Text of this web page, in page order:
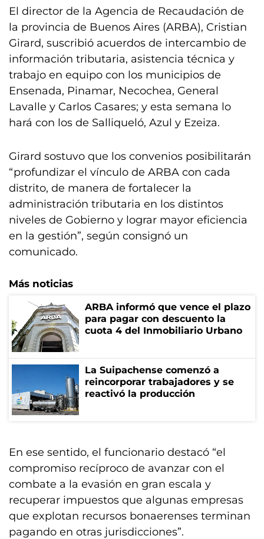
El director de la Agencia de Recaudación de
la provincia de Buenos Aires (ARBA), Cristian
Girard, suscribió acuerdos de intercambio de
información tributaria, asistencia técnica y
trabajo en equipo con los municipios de
Ensenada, Pinamar, Necochea, General
Lavalle y Carlos Casares; y esta semana lo
hará con los de Salliqueló, Azul y Ezeiza.
Girard sostuvo que los convenios posibilitarán
“profundizar el vínculo de ARBA con cada
distrito, de manera de fortalecer la
administración tributaria en los distintos
niveles de Gobierno y lograr mayor eficiencia
en la gestión”, según consignó un
comunicado.
Más noticias
ARBA informó que vence el plazo
para pagar con descuento la
cuota 4 del Inmobiliario Urbano
La Suipachense comenzó a
reincorporar trabajadores y se
reactivó la producción
En ese sentido, el funcionario destacó “el
compromiso recíproco de avanzar con el
combate a la evasión en gran escala y
recuperar impuestos que algunas empresas
que explotan recursos bonaerenses terminan
pagando en otras jurisdicciones”.